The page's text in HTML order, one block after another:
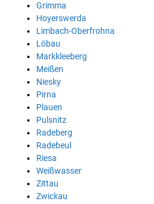
Grimma
Hoyerswerda
Limbach-Oberfrohna
Löbau
Markkleeberg
Meißen
Niesky
Pirna
Plauen
Pulsnitz
Radeberg
Radebeul
Riesa
Weißwasser
Zittau
Zwickau